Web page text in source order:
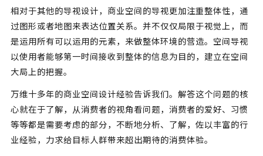
相对于其他的导视设计，商业空间的导视更加注重整体性，通
过图形或者地图来表达位置关系。并不仅仅局限于视觉上，而
是运用所有可以运用的元素，来做整体环境的营造。空间导视
以使用者能够第一时间接收到整体的信息为目的，建立在空间
大局上的把握。
万维十多年的商业空间设计经验告诉我们。解答这个问题的核
心就在于了解，从消费者的视角看问题，消费者的爱好、习惯
等等都是需要考虑的部分，不断地分析、了解，佐以丰富的行
业经验，力求给目标人群带来超出期待的消费体验。